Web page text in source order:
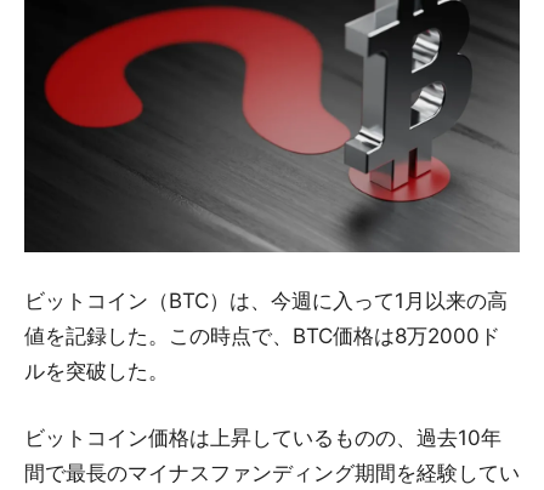
ビットコイン（BTC）は、今週に入って1月以来の高
値を記録した。この時点で、BTC価格は8万2000ド
ルを突破した。
ビットコイン価格は上昇しているものの、過去10年
間で最長のマイナスファンディング期間を経験してい